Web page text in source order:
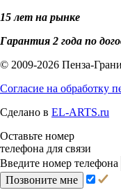
15 лет на рынке
Гарантия 2 года по
© 2009-2026 Пенза-
Согласие на обработку
Сделано в EL-ARTS.ru
Оставьте номер
телефона для связи
Введите номер телефона
Позвоните мне